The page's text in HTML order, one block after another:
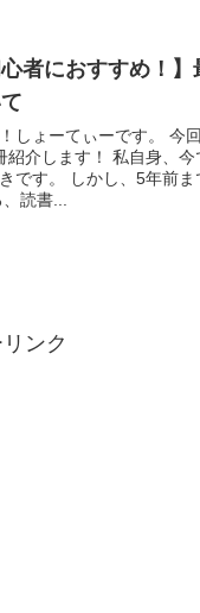
心者におすすめ！
しょーてぃーです。 今
紹介します！ 私自身、
です。 しかし、5年前
読書...
ンク